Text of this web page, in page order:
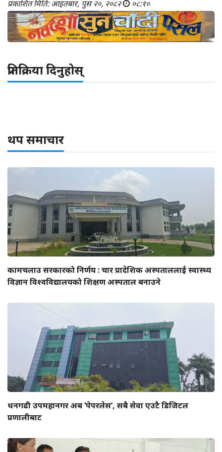
प्रकाशित मिति: आइतबार, पुस २०, २०८२ ०८:१०
प्रतिक्रिया दिनुहोस्
थप समाचार
कामचलाउ सरकारको निर्णय : चार प्रादेशिक अस्पताललाई स्वास्थ्य
विज्ञान विश्वविद्यालयको शिक्षण अस्पताल बनाउने
धनगढी उपमहानगर अब ‘पेपरलेस’, सबै सेवा एउटै डिजिटल
प्रणालीबाट